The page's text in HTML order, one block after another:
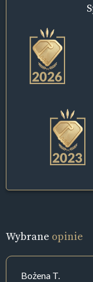
Wybrane opinie
Bożena T.